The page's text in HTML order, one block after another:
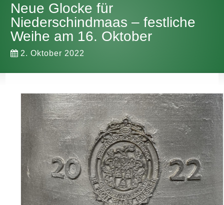
Neue Glocke für
Niederschindmaas – festliche
Weihe am 16. Oktober
2. Oktober 2022